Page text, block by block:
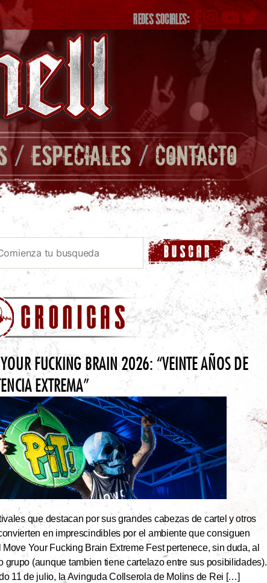
REDES SOCIALES:
/ESPECIALES /CONTACTO
FUCKING BRAIN 2026: “VEINTE AÑOS DE
EXTREMA”
que destacan por sus grandes cabezas de cartel y otros
en imprescindibles por el ambiente que consiguen
Move Your Fucking Brain Extreme Fest pertenece, sin duda, al
grupo (aunque tambien tiene cartelazo entre sus posibilidades).
11 de julio, la Avinguda Collserola de Molins de Rei […]